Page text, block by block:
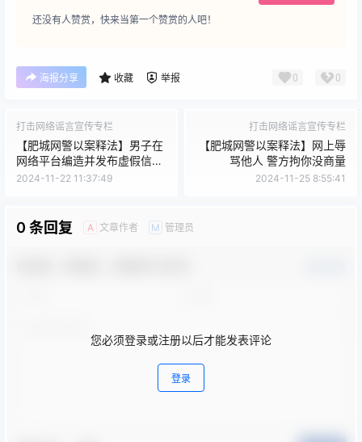
还没有人赞赏，快来当第一个赞赏的人吧！
海报分享 收藏 举报 0 0
打击网络谣言宣传专栏
【肥城网警以案释法】男子在
网络平台编造并发布虚假信息
被处罚
2024-11-22 11:37:49
打击网络谣言宣传专栏
【肥城网警以案释法】网上辱
骂他人 警方拘你没商量
2024-11-25 8:55:41
0 条回复 A 文章作者 M 管理员
您必须登录或注册以后才能发表评论
登录